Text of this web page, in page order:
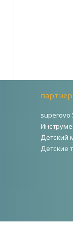
superovo
Детский
Детские